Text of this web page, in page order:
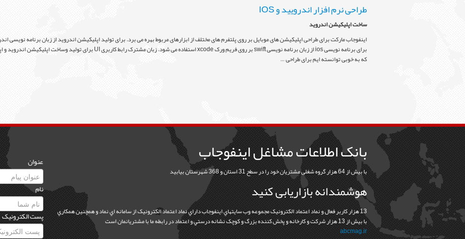
طراحی نرم افزار اندرویید و IOS
ساخت اپلیکیشن اندروید
اینفوجاب مارکت برای طراحی اپلیکیشن های موبایل بر روی پلتفرم های مختلف از ابزارهای مربوط بهره می برد. برای تولید اپلیکیشن اندروید از زبان برنامه نویسی
که به خوبی توانسته ایم برای طراحی …
بانک اطلاعات مشاغل اینفوجاب
با بیش از 64 هزار گروه شغلی مشتریان خود را در سطح 31 استان و 368 شهرستان بیابید
هوشمندانه بازاریابی کنید
13 هزار کاربر فعال و نماد اعتماد الکترونيک مجموعه وب سايتهاي اينفوجاب داراي نماد اعتماد الکترونيک از سامانه اي نماد و همچنين همکاري
با بيش از 13 هزار شرکت و کارخانه و پخش کننده بزرگ و کوچک نشانه درستي و اعتماد در رابطه ما با مشتريانمان است
abcmag.ir
عنوان
نام
پست الکترونیک